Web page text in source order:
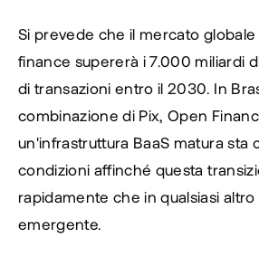
Si prevede che il mercato
finance supererà i 7.000 miliardi
di transazioni entro il 2030. In
combinazione di Pix, Open
un'infrastruttura BaaS matura sta
condizioni affinché questa
rapidamente che in qualsiasi
emergente.